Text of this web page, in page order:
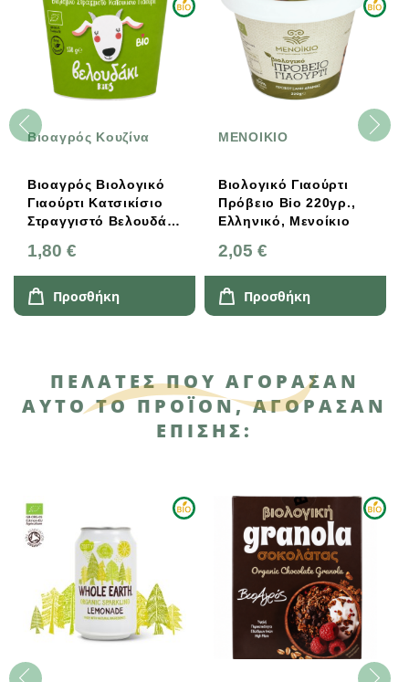
Βιοαγρός Κουζίνα
Βιοαγρός Βιολογικό
Γιαούρτι Κατσικίσιο
Στραγγιστό Βελουδάκι
1,80 €
Προσθήκη
ΜΕΝΟΙΚΙΟ
Βιολογικό Γιαούρτι
Πρόβειο Bio 220γρ.,
Ελληνικό, Μενοίκιο
2,05 €
Προσθήκη
ΠΕΛΆΤΕΣ ΠΟΥ ΑΓΌΡΑΣΑΝ
ΑΥΤΌ ΤΟ ΠΡΟΪΌΝ, ΑΓΌΡΑΣΑΝ
ΕΠΊΣΗΣ: